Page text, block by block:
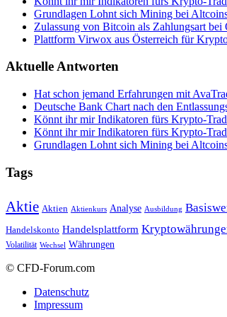
Grundlagen Lohnt sich Mining bei
Zulassung von Bitcoin als Zahlungsart
Plattform Virwox aus Österreich für
Aktuelle Antworten
Hat schon jemand Erfahrungen mit
Deutsche Bank Chart nach den
Könnt ihr mir Indikatoren fürs Krypto-
Könnt ihr mir Indikatoren fürs Krypto-
Grundlagen Lohnt sich Mining bei
Tags
Aktie Aktien Aktienkurs Analyse Ausbildung
Handelskonto Handelsplattform
Volatilität Wechsel Währungen
© CFD-Forum.com
Datenschutz
Impressum